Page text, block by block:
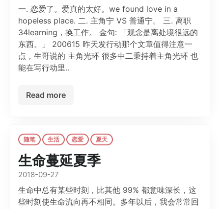
一. 恋爱了。爱真的太好。we found love in a
hopeless place. 二. 主角宁 VS 普通宁。 三. 离职
34learning，换工作。 金句: 「观念是离处境很远的
东西。」 200615 昨天发行动那个文章值得注意一
点，生哥说的 主角光环 很多中二秉持着主角光环 也
能在写行动里..
Read more
随笔 生活 恋爱 夏天
生命蔓延夏季
2018-09-27
生命中总有某些时刻，比其他 99% 都意味深长，这
些时刻使生命流向再不相同。多年以后，我会常常回